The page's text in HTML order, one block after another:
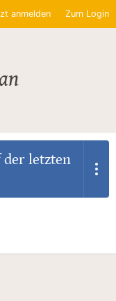
anmelden Zum Login
der letzten